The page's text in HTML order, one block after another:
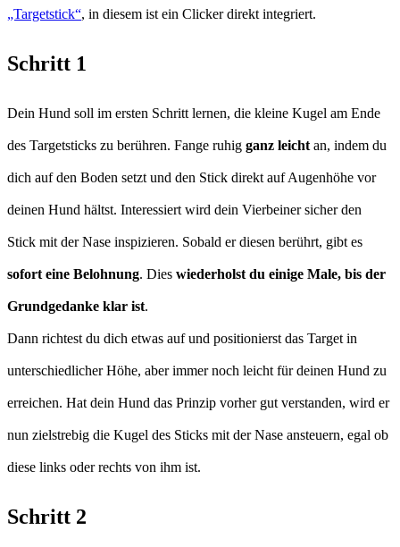
„Targetstick“, in diesem ist ein Clicker direkt integriert.
Schritt 1
Dein Hund soll im ersten Schritt lernen, die kleine Kugel am Ende
des Targetsticks zu berühren. Fange ruhig ganz leicht an, indem du
dich auf den Boden setzt und den Stick direkt auf Augenhöhe vor
deinen Hund hältst. Interessiert wird dein Vierbeiner sicher den
Stick mit der Nase inspizieren. Sobald er diesen berührt, gibt es
sofort eine Belohnung. Dies wiederholst du einige Male, bis der
Grundgedanke klar ist.
Dann richtest du dich etwas auf und positionierst das Target in
unterschiedlicher Höhe, aber immer noch leicht für deinen Hund zu
erreichen. Hat dein Hund das Prinzip vorher gut verstanden, wird er
nun zielstrebig die Kugel des Sticks mit der Nase ansteuern, egal ob
diese links oder rechts von ihm ist.
Schritt 2